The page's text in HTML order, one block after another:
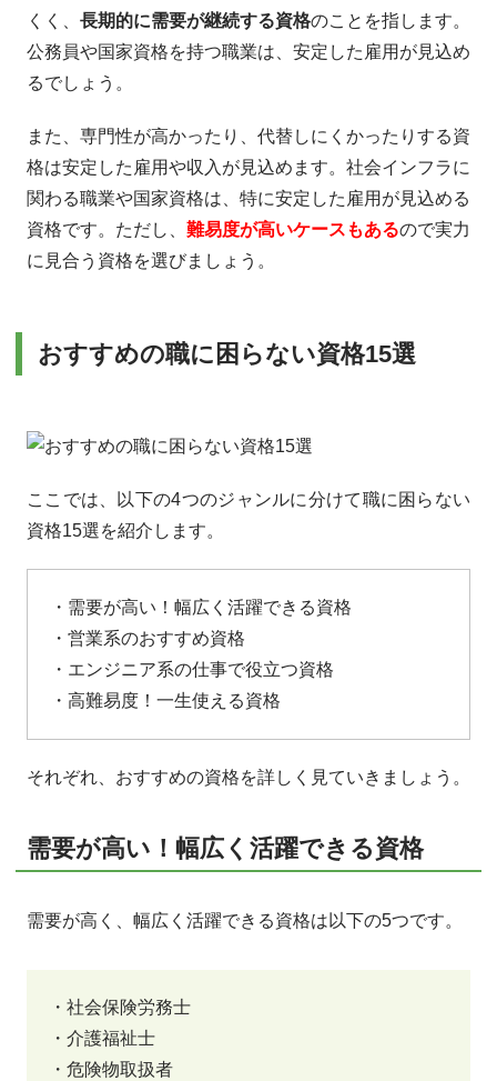
くく、 長期的に需要が継続する資格のことを指します。
公務員や国家資格を持つ職業は、安定した雇用が見込め
るでしょう。
また、専門性が高かったり、代替しにくかったりする資
格は安定した雇用や収入が見込めます。社会インフラに
関わる職業や国家資格は、特に安定した雇用が見込める
資格です。ただし、 難易度が高いケースもあるので実力
に見合う資格を選びましょう。
おすすめの職に困らない資格15選
ここでは、以下の4つのジャンルに分けて職に困らない
資格15選を紹介します。
・需要が高い！幅広く活躍できる資格
・営業系のおすすめ資格
・エンジニア系の仕事で役立つ資格
・高難易度！一生使える資格
それぞれ、おすすめの資格を詳しく見ていきましょう。
需要が高い！幅広く活躍できる資格
需要が高く、幅広く活躍できる資格は以下の5つです。
・社会保険労務士
・介護福祉士
・危険物取扱者